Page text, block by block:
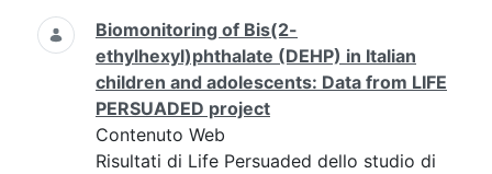
Biomonitoring of Bis(2-
ethylhexyl)phthalate (DEHP) in Italian
children and adolescents: Data from LIFE
PERSUADED project
Contenuto Web
Risultati di Life Persuaded dello studio di